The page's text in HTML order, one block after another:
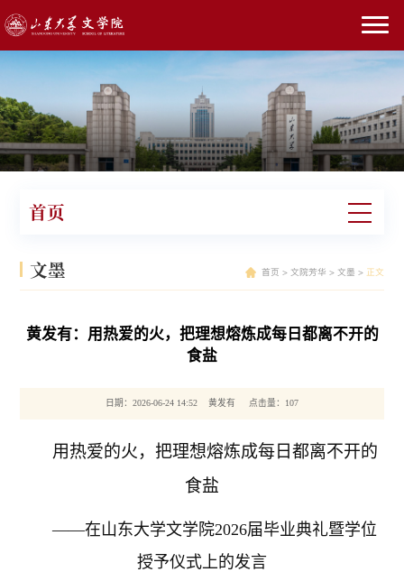
首页
文墨 首页 > 文院芳华 > 文墨 > 正文
黄发有：用热爱的火，把理想熔炼成每日都离不开的
食盐
日期：2026-06-24 14:52 黄发有 点击量： 107
用热爱的火，把理想熔炼成每日都离不开的
食盐
——在山东大学文学院2026届毕业典礼暨学位
授予仪式上的发言